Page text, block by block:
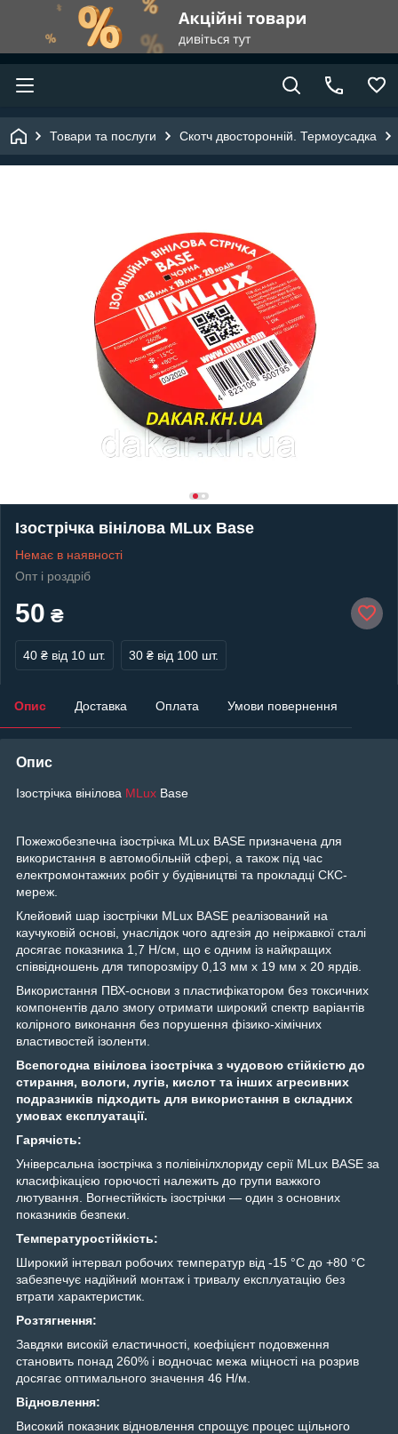
Товари та послуги Скотч двосторонній. Термоусадка
Ізострічка вінілова MLux Base
Немає в наявності
Опт і роздріб
50 ₴
40 ₴ від 10 шт. 30 ₴ від 100 шт.
Опис Доставка Оплата Умови повернення
Опис
Ізострічка вінілова MLux Base
Пожежобезпечна ізострічка MLux BASE призначена для
використання в автомобільній сфері, а також під час
електромонтажних робіт у будівництві та прокладці СКС-
мереж.
Клейовий шар ізострічки MLux BASE реалізований на
каучуковій основі, унаслідок чого адгезія до неіржавкої сталі
досягає показника 1,7 Н/см, що є одним із найкращих
співвідношень для типорозміру 0,13 мм х 19 мм х 20 ярдів.
Використання ПВХ-основи з пластифікатором без токсичних
компонентів дало змогу отримати широкий спектр варіантів
колірного виконання без порушення фізико-хімічних
властивостей ізоленти.
Всепогодна вінілова ізострічка з чудовою стійкістю до
стирання, вологи, лугів, кислот та інших агресивних
подразників підходить для використання в складних
умовах експлуатації.
Гарячість:
Універсальна ізострічка з полівінілхлориду серії MLux BASE за
класифікацією горючості належить до групи важкого
лютування. Вогнестійкість ізострічки — один з основних
показників безпеки.
Температуростійкість:
Широкий інтервал робочих температур від -15 °C до +80 °C
забезпечує надійний монтаж і тривалу експлуатацію без
втрати характеристик.
Розтягнення:
Завдяки високій еластичності, коефіцієнт подовження
становить понад 260% і водночас межа міцності на розрив
досягає оптимального значення 46 Н/м.
Відновлення:
Високий показник відновлення спрощує процес щільного